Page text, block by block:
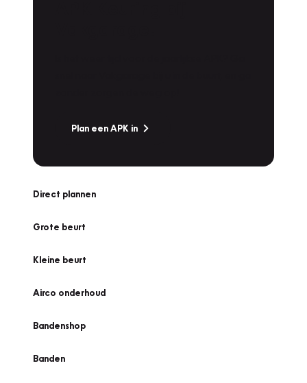
Plan een APK in
Direct plannen
Grote beurt
Kleine beurt
Airco onderhoud
Bandenshop
Banden